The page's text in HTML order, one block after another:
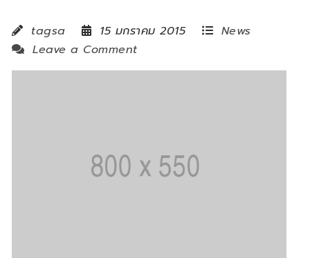
tagsa 15 มกราคม 2015
News
Leave a Comment